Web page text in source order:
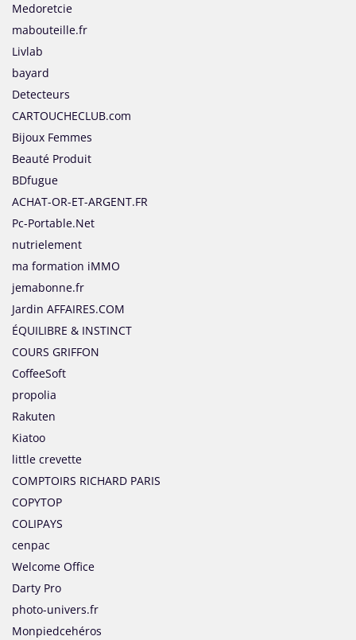
Medoretcie
mabouteille.fr
Livlab
bayard
Detecteurs
CARTOUCHECLUB.com
Bijoux Femmes
Beauté Produit
BDfugue
ACHAT-OR-ET-ARGENT.FR
Pc-Portable.Net
nutrielement
ma formation iMMO
jemabonne.fr
Jardin AFFAIRES.COM
ÉQUILIBRE & INSTINCT
COURS GRIFFON
CoffeeSoft
propolia
Rakuten
Kiatoo
little crevette
COMPTOIRS RICHARD PARIS
COPYTOP
COLIPAYS
cenpac
Welcome Office
Darty Pro
photo-univers.fr
Monpiedcehéros